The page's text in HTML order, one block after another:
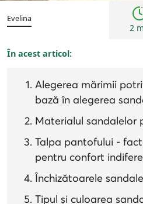
Evelina
2
În acest articol:
Alegerea mărimii
bază în alegerea
Materialul sandalelor
Talpa pantofului -
pentru confort
Închizătoarele
Tipul și culoarea